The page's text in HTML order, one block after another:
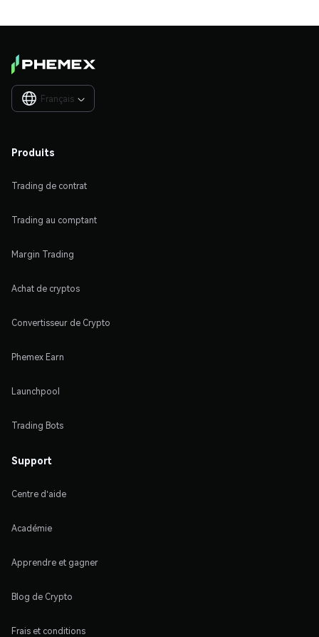
Français 
Produits
Trading de contrat
Trading au comptant
Margin Trading
Achat de cryptos
Convertisseur de Crypto
Phemex Earn
Launchpool
Trading Bots
Support
Centre d'aide
Académie
Apprendre et gagner
Blog de Crypto
Frais et conditions